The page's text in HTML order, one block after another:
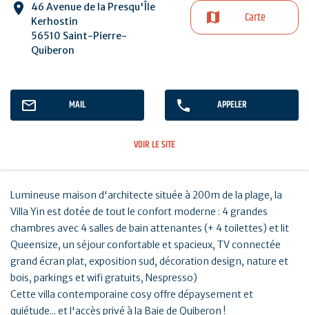
46 Avenue de la Presqu'Île
Kerhostin
56510 Saint-Pierre-
Quiberon
Carte
MAIL APPELER
VOIR LE SITE
Lumineuse maison d'architecte située à 200m de la plage, la
Villa Yin est dotée de tout le confort moderne : 4 grandes
chambres avec 4 salles de bain attenantes (+ 4 toilettes) et lit
Queensize, un séjour confortable et spacieux, TV connectée
grand écran plat, exposition sud, décoration design, nature et
bois, parkings et wifi gratuits, Nespresso)
Cette villa contemporaine cosy offre dépaysement et
quiétude... et l'accès privé à la Baie de Quiberon !